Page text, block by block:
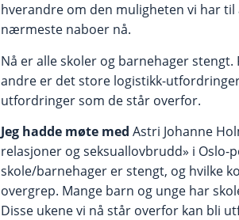
hverandre om den muligheten vi har til
nærmeste naboer nå.
Nå er alle skoler og barnehager
andre er det store logistikk-
utfordringer som de står overfor.
Jeg hadde møte med Astri Johanne
relasjoner og seksuallovbrudd» i
skole/barnehager er stengt, og hvilke
overgrep. Mange barn og unge har
Disse ukene vi nå står overfor kan bli